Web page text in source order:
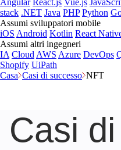
Angular React.js Vue.js
stack .NET Java PHP Python
Assumi sviluppatori mobile
iOS Android Kotlin React
Assumi altri ingegneri
IA Cloud AWS Azure DevOps
Shopify UiPath
Casa Casi di successo NFT
Casi